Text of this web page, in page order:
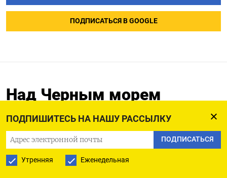
ПОДПИШИТЕСЬ НА НАШУ РАССЫЛКУ
ПОДПИСАТЬСЯ
Утренняя Еженедельная
ПОДПИСАТЬСЯ В GOOGLE
Над Черным морем
заметили новейший
самолет-разведчик США
21.12.2025 Обновлено:21.12.2025